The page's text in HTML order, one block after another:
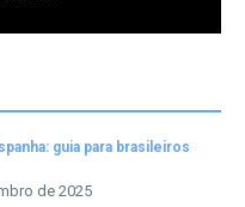
guia para brasileiros
de 2025